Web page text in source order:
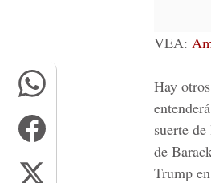
VEA:
Hay
suerte
de
Trump